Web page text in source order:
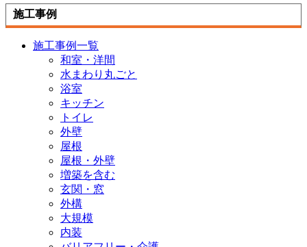
施工事例
施工事例一覧
和室・洋間
水まわり丸ごと
浴室
キッチン
トイレ
外壁
屋根
屋根・外壁
増築を含む
玄関・窓
外構
大規模
内装